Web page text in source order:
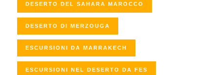
DESERTO DEL SAHARA MAROCCO
DESERTO DI MERZOUGA
ESCURSIONI DA MARRAKECH
ESCURSIONI NEL DESERTO DA FES